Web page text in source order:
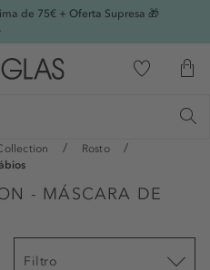
de 75€ + Oferta Supresa 🎁
Rosto
- MÁSCARA DE
Filtro